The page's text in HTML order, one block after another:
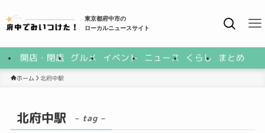
東京都府中市の
ローカルニュースサイト
開店・閉店 グルメ イベント ニュース くらし まとめ
ホーム 北府中駅
北府中駅 – tag –